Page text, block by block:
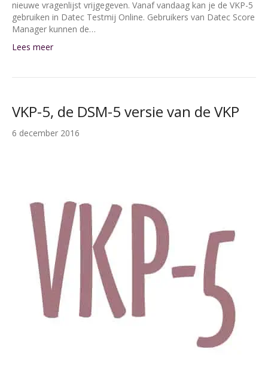
nieuwe vragenlijst vrijgegeven. Vanaf vandaag kan je de VKP-5
gebruiken in Datec Testmij Online. Gebruikers van Datec Score
Manager kunnen de…
Lees meer
VKP-5, de DSM-5 versie van de VKP
6 december 2016